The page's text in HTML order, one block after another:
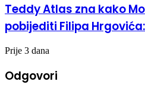
Teddy Atlas zna kako
pobijediti Filipa
Prije 3 dana
Odgovori